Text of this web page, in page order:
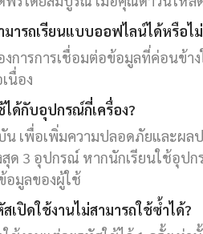
มารถเรียนแบบออฟไลน์ได้หรือไ
งการการเชื่อมต่อข้อมูลที่ค่อนข้า
นื่อง
ได้กับอุปกรณ์กี่เครื่อง?
น เพื่อเพิ่มความปลอดภัยและผล
สุด 3 อุปกรณ์ หากนักเรียนใช้อุป
อมูลของผู้ใช้
เปิดใช้งานไม่สามารถใช้ซ้ำได้?